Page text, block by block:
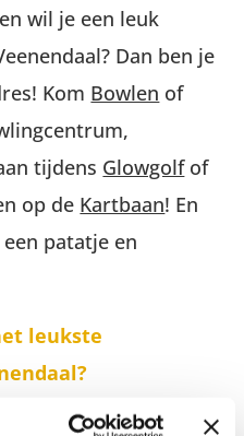
wil je een leuk
Dan ben je
Kom Bowlen of
tijdens Glowgolfof
op de Kartbaan! En
patatje en
leukste
arrangementen: